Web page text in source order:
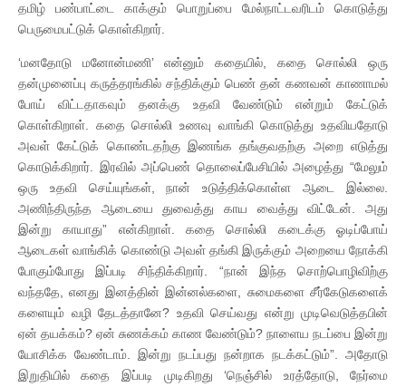
தமிழ் பண்பாட்டை காக்கும் பொறுப்பை மேல்நாட்டவரிடம் கொடுத்து
பெருமைபட்டுக் கொள்கிறார்.
‘மனதோடு மனோன்மணி’ என்னும் கதையில், கதை சொல்லி ஒரு
தன்முனைப்பு கருத்தரங்கில் சந்திக்கும் பெண் தன் கணவன் காணாமல்
போய் விட்டதாகவும் தனக்கு உதவி வேண்டும் என்றும் கேட்டுக்
கொள்கிறாள். கதை சொல்லி உணவு வாங்கி கொடுத்து உதவியதோடு
அவள் கேட்டுக் கொண்டதற்கு இணங்க தங்குவதற்கு அறை எடுத்து
கொடுக்கிறார். இரவில் அப்பெண் தொலைப்பேசியில் அழைத்து “மேலும்
ஒரு உதவி செய்யுங்கள், நான் உடுத்திக்கொள்ள ஆடை இல்லை.
அணிந்திருந்த ஆடையை துவைத்து காய வைத்து விட்டேன். அது
இன்று காயாது” என்கிறாள். கதை சொல்லி கடைக்கு ஓடிப்போய்
ஆடைகள் வாங்கிக் கொண்டு அவள் தங்கி இருக்கும் அறையை நோக்கி
போகும்போது இப்படி சிந்திக்கிறார். “நான் இந்த சொற்பொழிவிற்கு
வந்ததே, எனது இனத்தின் இன்னல்களை, சுமைகளை சீர்கேடுகளைக்
களையும் வழி தேடத்தானே? உதவி செய்வது என்று முடிவெடுத்தபின்
ஏன் தயக்கம்? ஏன் சுணக்கம் காண வேண்டும்? நாளைய நடப்பை இன்று
யோசிக்க வேண்டாம். இன்று நடப்பது நன்றாக நடக்கட்டும்”. அதோடு
இறுதியில் கதை இப்படி முடிகிறது ‘நெஞ்சில் உரத்தோடு, நேர்மை